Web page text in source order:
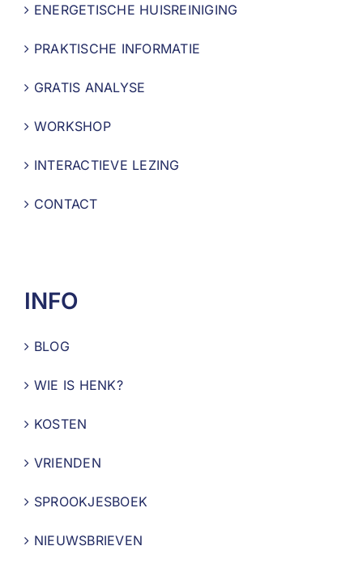
ENERGETISCHE HUISREINIGING
PRAKTISCHE INFORMATIE
GRATIS ANALYSE
WORKSHOP
INTERACTIEVE LEZING
CONTACT
INFO
BLOG
WIE IS HENK?
KOSTEN
VRIENDEN
SPROOKJESBOEK
NIEUWSBRIEVEN